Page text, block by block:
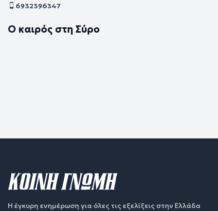
6932396347
Ο καιρός στη Σύρο
Η έγκυρη ενημέρωση για όλες τις εξελίξεις στην Ελλάδα